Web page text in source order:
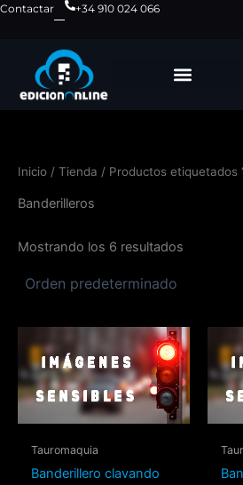
Ir
contenido
Contactar
+34 910 024 066
Inicio / Tienda / Productos etiquetados
Banderilleros
Mostrando los 6 resultados
Tauromaquia
Banderillero clavando